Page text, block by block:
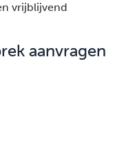
vrijblijvend
aanvragen